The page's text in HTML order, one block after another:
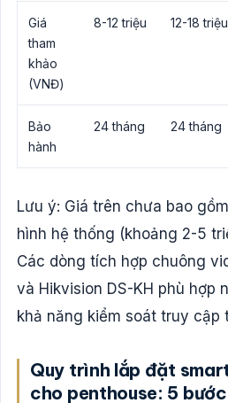
Giá
tham
khảo
(VNĐ)
8-12 triệu 12-18 triệu
Bảo
hành
24 tháng 24 tháng
Lưu ý: Giá trên chưa bao
hình hệ thống (khoảng 2-5
Các dòng tích hợp chuông
và Hikvision DS-KH phù hợp
khả năng kiểm soát truy cập
Quy trình lắp đặt
cho penthouse: 5